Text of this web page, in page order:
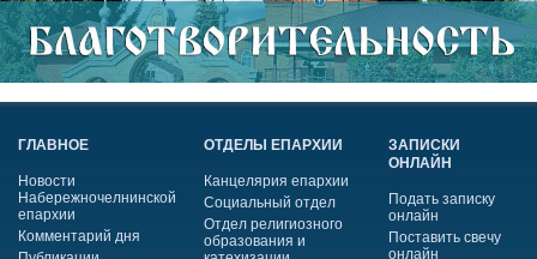
ГЛАВНОЕ
Новости
Набережночелнинской
епархии
Комментарий дня
ОТДЕЛЫ ЕПАРХИИ
Канцелярия епархии
Социальный отдел
Отдел религиозного
образования и
ЗАПИСКИ
ОНЛАЙН
Подать записку
онлайн
Поставить свечу
онлайн